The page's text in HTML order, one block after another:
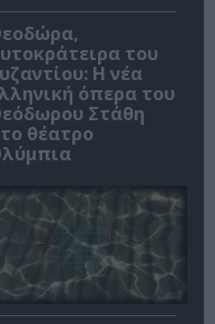
του
Η νέα
όπερα του
Στάθη
θέατρο